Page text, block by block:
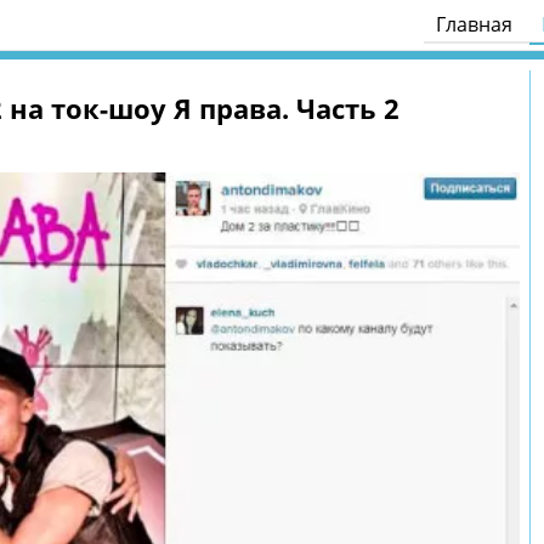
Главная
ток-шоу Я права. Часть 2